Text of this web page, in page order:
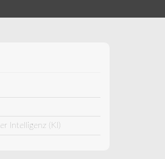
Intelligenz (KI)